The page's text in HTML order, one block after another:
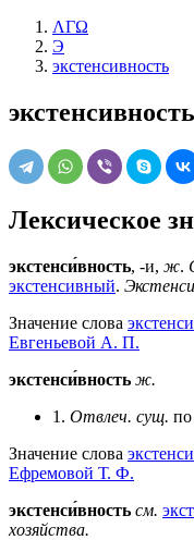
ΛΓΩ
Э
экстенсивность
экстенсивность
Лексическое
экстенси́вность, -и, ж.
экстенсивный.
Значение слова
Евгеньевой А. П.
экстенси́вность ж.
1. Отвлеч. сущ.
Значение слова
Ефремовой Т. Ф.
экстенси́вность см.
хозяйства.